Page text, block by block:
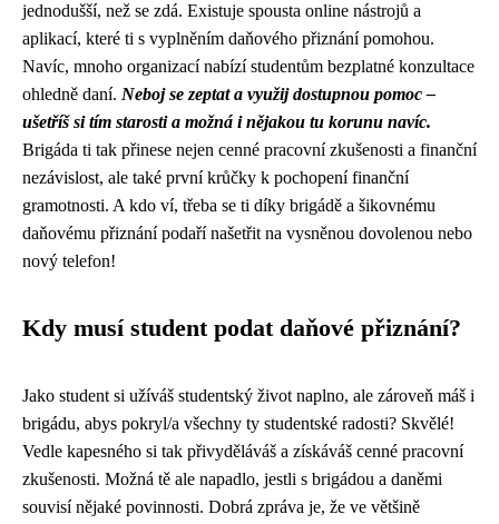
jednodušší, než se zdá. Existuje spousta online nástrojů a
aplikací, které ti s vyplněním daňového přiznání pomohou.
Navíc, mnoho organizací nabízí studentům bezplatné konzultace
ohledně daní. Neboj se zeptat a využij dostupnou pomoc –
ušetříš si tím starosti a možná i nějakou tu korunu navíc.
Brigáda ti tak přinese nejen cenné pracovní zkušenosti a finanční
nezávislost, ale také první krůčky k pochopení finanční
gramotnosti. A kdo ví, třeba se ti díky brigádě a šikovnému
daňovému přiznání podaří našetřit na vysněnou dovolenou nebo
nový telefon!
Kdy musí student podat daňové přiznání?
Jako student si užíváš studentský život naplno, ale zároveň máš i
brigádu, abys pokryl/a všechny ty studentské radosti? Skvělé!
Vedle kapesného si tak přivyděláváš a získáváš cenné pracovní
zkušenosti. Možná tě ale napadlo, jestli s brigádou a daněmi
souvisí nějaké povinnosti. Dobrá zpráva je, že ve většině